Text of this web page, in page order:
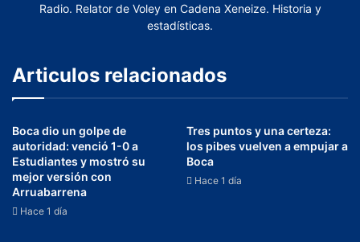
Radio. Relator de Voley en Cadena Xeneize. Historia y
estadísticas.
Articulos relacionados
Boca dio un golpe de
autoridad: venció 1-0 a
Estudiantes y mostró su
mejor versión con
Arruabarrena
Hace 1 día
Tres puntos y una certeza:
los pibes vuelven a empujar a
Boca
Hace 1 día